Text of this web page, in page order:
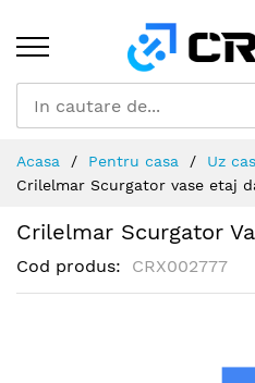
Continut
Acasa Pentru casa
Uz
Crilelmar Scurgator vase etaj
Crilelmar Scurgator
Cod produs CRX002777